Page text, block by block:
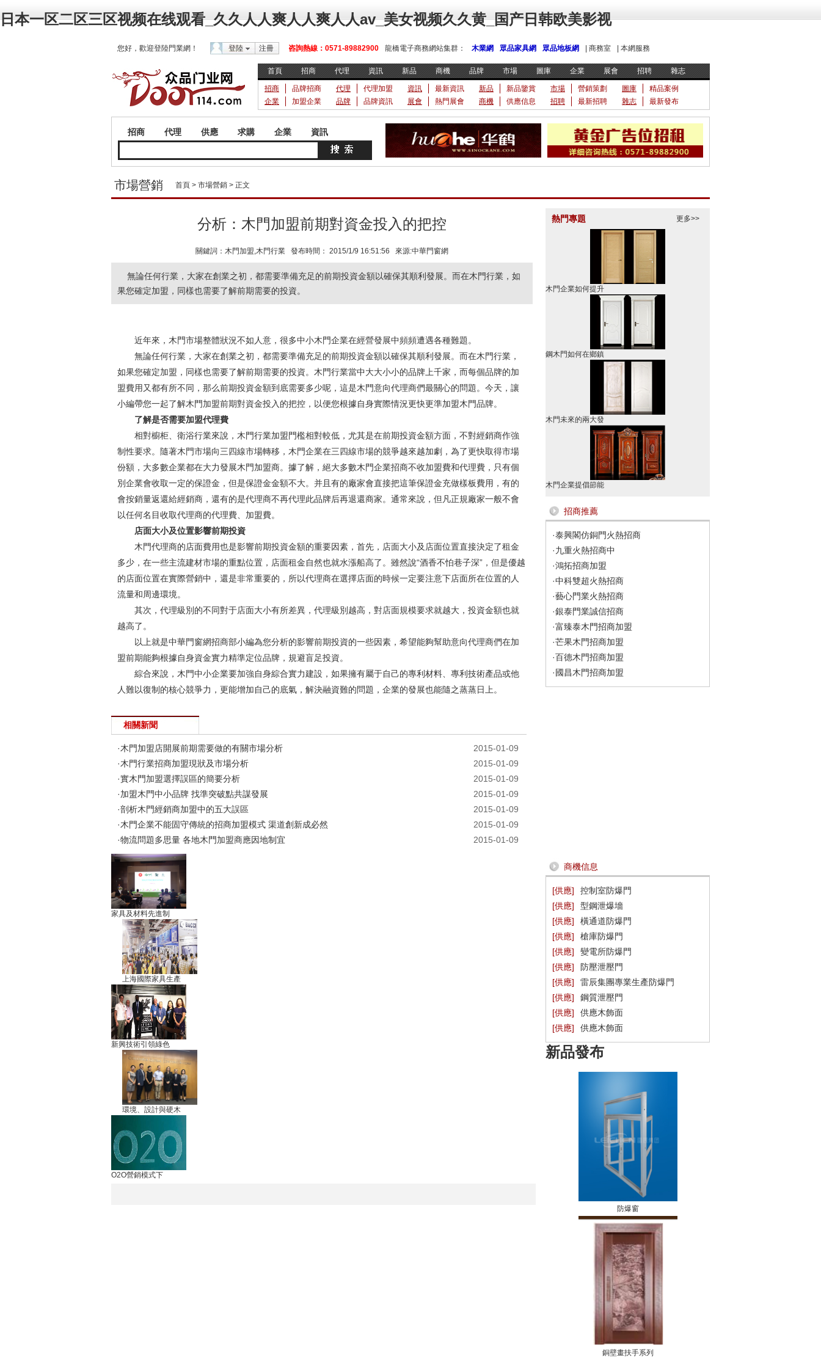
日本一区二区三区视频在线观看_久久人人爽人人爽人人av_美女视频久久黄_国产日韩欧美影视
您好，歡迎登陸門業網！ 登陸 注冊 咨詢熱線：0571-89882900 龍橋電子商務網站集群： 木業網 眾品家具網 眾品地板網 商務室 本網服務
首頁 招商 代理 資訊 新品 商機 品牌 市場 圖庫 企業 展會 招聘 雜志
招商 品牌招商 代理 代理加盟 資訊 最新資訊 新品 新品鑒賞 市場 營銷策劃 圖庫
精品案例
企業
加盟企業 品牌 品牌資訊 展會 熱門展會 商機 供應信息 招聘 最新招聘 雜志 最新發布
招商 代理 供應 求購 企業 資訊
市場營銷 首頁 > 市場營銷 > 正文
分析：木門加盟前期對資金投入的把控
關鍵詞：木門加盟,木門行業 發布時間： 2015/1/9 16:51:56 來源:中華門窗網
無論任何行業，大家在創業之初，都需要準備充足的前期投資金額以確保其順利發展。而在木門行業，如
果您確定加盟，同樣也需要了解前期需要的投資。
近年來，木門市場整體狀況不如人意，很多中小木門企業在經營發展中頻頻遭遇各種難題。
無論任何行業，大家在創業之初，都需要準備充足的前期投資金額以確保其順利發展。而在木門行業，
如果您確定加盟，同樣也需要了解前期需要的投資。木門行業當中大大小小的品牌上千家，而每個品牌的加
盟費用又都有所不同，那么前期投資金額到底需要多少呢，這是木門意向代理商們最關心的問題。今天，讓
小編帶您一起了解木門加盟前期對資金投入的把控，以便您根據自身實際情況更快更準加盟木門品牌。
了解是否需要加盟代理費
相對櫥柜、衛浴行業來說，木門行業加盟門檻相對較低，尤其是在前期投資金額方面，不對經銷商作強
制性要求。隨著木門市場向三四線市場轉移，木門企業在三四線市場的競爭越來越加劇，為了更快取得市場
份額，大多數企業都在大力發展木門加盟商。據了解，絕大多數木門企業招商不收加盟費和代理費，只有個
別企業會收取一定的保證金，但是保證金金額不大。并且有的廠家會直接把這筆保證金充做樣板費用，有的
會按銷量返還給經銷商，還有的是代理商不再代理此品牌后再退還商家。通常來說，但凡正規廠家一般不會
以任何名目收取代理商的代理費、加盟費。
店面大小及位置影響前期投資
木門代理商的店面費用也是影響前期投資金額的重要因素，首先，店面大小及店面位置直接決定了租金
多少，在一些主流建材市場的重點位置，店面租金自然也就水漲船高了。雖然說“酒香不怕巷子深”，但是優越
的店面位置在實際營銷中，還是非常重要的，所以代理商在選擇店面的時候一定要注意下店面所在位置的人
流量和周邊環境。
其次，代理級別的不同對于店面大小有所差異，代理級別越高，對店面規模要求就越大，投資金額也就
越高了。
以上就是中華門窗網招商部小編為您分析的影響前期投資的一些因素，希望能夠幫助意向代理商們在加
盟前期能夠根據自身資金實力精準定位品牌，規避盲足投資。
綜合來說，木門中小企業要加強自身綜合實力建設，如果擁有屬于自己的專利材料、專利技術產品或他
人難以復制的核心競爭力，更能增加自己的底氣，解決融資難的問題，企業的發展也能隨之蒸蒸日上。
相關新聞
·木門加盟店開展前期需要做的有關市場分析
2015-01-09
·木門行業招商加盟現狀及市場分析
2015-01-09
·實木門加盟選擇誤區的簡要分析
2015-01-09
·加盟木門中小品牌 找準突破點共謀發展
2015-01-09
·剖析木門經銷商加盟中的五大誤區
2015-01-09
·木門企業不能固守傳統的招商加盟模式 渠道創新成必然
2015-01-09
·物流問題多思量 各地木門加盟商應因地制宜
2015-01-09
家具及材料先進制
上海國際家具生產
新興技術引領綠色
環境、設計與硬木
O2O營銷模式下
熱門專題 更多>>
木門企業如何提升
鋼木門如何在鄉鎮
木門未來的兩大發
木門企業提倡節能
招商推薦
·泰興閣仿銅門火熱招商
·九重火熱招商中
·鴻拓招商加盟
·中科雙超火熱招商
·藝心門業火熱招商
·銀泰門業誠信招商
·富臻泰木門招商加盟
·芒果木門招商加盟
·百德木門招商加盟
· 國昌木門招商加盟
商機信息
[供應]
控制室防爆門
[供應]
型鋼泄爆墻
[供應]
橫通道防爆門
[供應]
槍庫防爆門
[供應]
變電所防爆門
[供應]
防壓泄壓門
[供應]
雷辰集團專業生產防爆門
[供應]
鋼質泄壓門
[供應]
供應木飾面
[供應]
供應木飾面
新品發布
防爆窗
銅壁畫扶手系列